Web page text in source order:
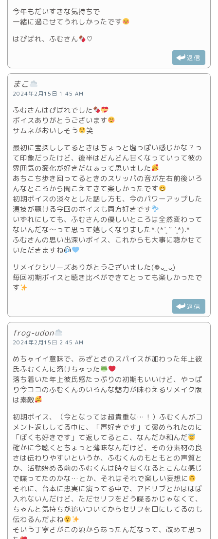
今年もだいすきな気持ちで
一緒に過ごせてうれしかったです
はぴばれ、ふむさん
♡
返信
まこ
2024年2月15日 1:45 AM
ふむさんはぴばれでした
ボイスありがとうございます
サムネがおいしそう
笑
最初に宝探ししてるときはちょっと塩っぽい感じかな？っ
て印象だったけど、後半はどんどん甘くなっていって彼の
雰囲気の変化が好きだなぁって思いました
あちこち歩き回ってるときのスリッパの音が左右前後いろ
んなところから聞こえてきて楽しかったです
初期ボイスの淡々とした話し方も、今のパワーアップした
演技が聴ける今回のボイスも両方好きです
いずれにしても、ふむさんの優しいところは全然変わって
ないんだな～って思って嬉しくなりました*.(*´͈ ˘ `͈*).*
ふむさんの思い出深いボイス、これからも大事に聴かせて
いただきますね
リメイクシリーズありがとうございました(❁ᴗ͈ˬᴗ͈)
毎回初期ボイスと聴き比べができてとっても楽しかったで
す
返信
frog-udon
2024年2月15日 2:45 AM
めちゃイイ意味で、あざとさのスパイスが加わった年上彼
氏ふむくんに溶けちゃった
落ち着いた年上彼氏感たっぷりの初期もいいけど、やっぱ
り今ココのふむくんのいろんな魅力が味わえるリメイク版
は素敵
初期ボイス、（今となっては超貴重な…！）ふむくんがコ
メント返ししてる中に、「声好きです」て褒められたのに
「ぼくも好きです」て返してるとこ、なんだか和んだ
確かに今聴くとちょっと薄味なんだけど、その分素材の良
さは伝わりやすいというか、ふむくんのもともとの声質と
か、活動始める前のふむくんは時々甘くなるとこんな感じ
で喋ってたのかな…とか、それはそれで楽しい妄想に
それに、台本に忠実に演ってる中で、アドリブとかはほぼ
入れないんだけど、ただセリフをどう喋るかじゃなくて、
ちゃんと気持ちが追いついてからセリフを口にしてるのも
伝わるんだよね
そいう丁寧さがこの頃からあったんだなって、改めて思っ